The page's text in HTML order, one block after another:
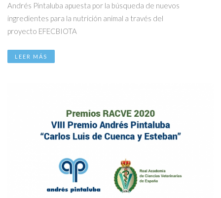
Andrés Pintaluba apuesta por la búsqueda de nuevos
ingredientes para la nutrición animal a través del
proyecto EFECBIOTA
LEER MÁS